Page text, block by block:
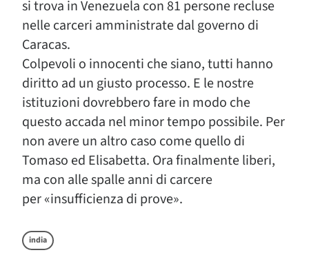
si trova in Venezuela con 81 persone recluse
nelle carceri amministrate dal governo di
Caracas.
Colpevoli o innocenti che siano, tutti hanno
diritto ad un giusto processo. E le nostre
istituzioni dovrebbero fare in modo che
questo accada nel minor tempo possibile. Per
non avere un altro caso come quello di
Tomaso ed Elisabetta. Ora finalmente liberi,
ma con alle spalle anni di carcere
per «insufficienza di prove».
india